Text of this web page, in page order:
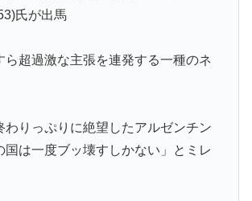
氏が出馬
ら超過激な主張を連発する一種のネ
わりっぷりに絶望したアルゼンチン
国は一度ブッ壊すしかない」とミレ